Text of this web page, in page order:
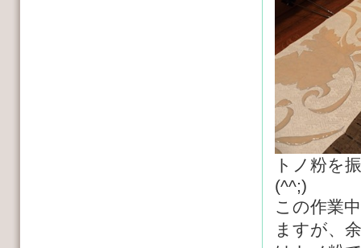
トノ粉を
(^^;)
この作業
ますが、